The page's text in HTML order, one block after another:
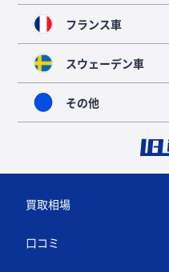
フランス車
スウェーデン車
その他
買取相場
口コミ